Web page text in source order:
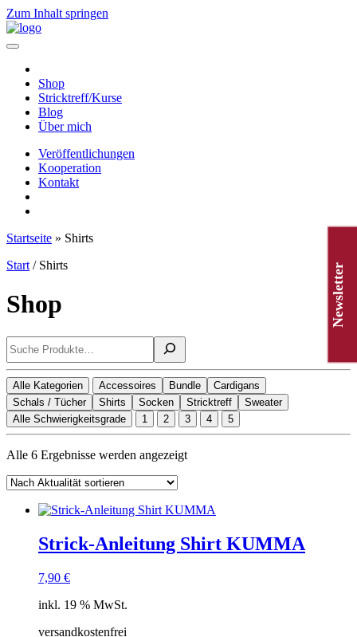
Zum Inhalt springen
Hauptnavigation
Shop
Stricktreff/Kurse
Blog
Über mich
Veröffentlichungen
Kooperation
Kontakt
Startseite » Shirts
Start / Shirts
Shop
Suchen
Alle Kategorien Accessoires Bundle
Cardigans
Schals / Tücher
Shirts Socken Stricktreff
Sweater
Alle Schwierigkeitsgrade
1 2 3 4 5
Alle 6 Ergebnisse werden angezeigtNach
Strick-Anleitung Shirt KUMMA
7,90 €
inkl. 19 % MwSt.
versandkostenfrei
Newsletter